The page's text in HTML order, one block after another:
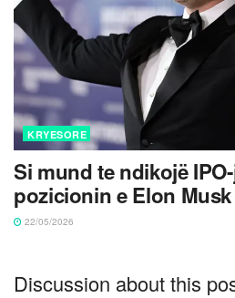
KRYESORE
Si mund te ndikojë
pozicionin e Elon
22/05/2026
Discussion about this